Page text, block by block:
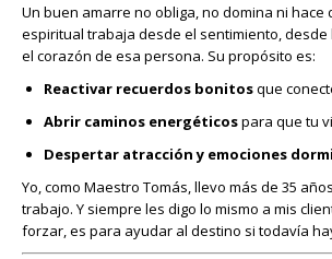
Un buen amarre no obliga, no domina ni hace
espiritual trabaja desde el sentimiento, desde
el corazón de esa persona. Su propósito es:
Reactivar recuerdos bonitosque
Abrir caminos energéticospara que tu
Despertar atracción y emociones
Yo, como Maestro Tomás, llevo más de 35
trabajo. Y siempre les digo lo mismo a mis
forzar, es para ayudar al destino si todavía